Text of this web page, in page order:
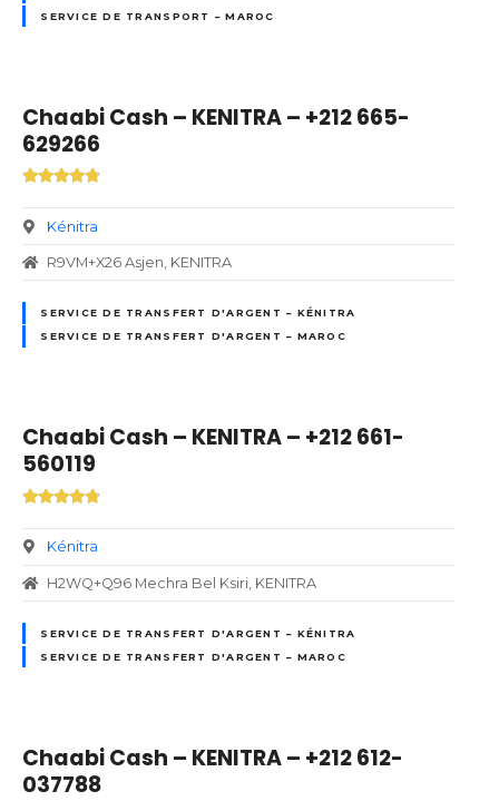
SERVICE DE TRANSPORT – MAROC
Chaabi Cash – KENITRA – +212 665-
629266
Kénitra
R9VM+X26 Asjen, KENITRA
SERVICE DE TRANSFERT D'ARGENT – KÉNITRA
SERVICE DE TRANSFERT D'ARGENT – MAROC
Chaabi Cash – KENITRA – +212 661-
560119
Kénitra
H2WQ+Q96 Mechra Bel Ksiri, KENITRA
SERVICE DE TRANSFERT D'ARGENT – KÉNITRA
SERVICE DE TRANSFERT D'ARGENT – MAROC
Chaabi Cash – KENITRA – +212 612-
037788